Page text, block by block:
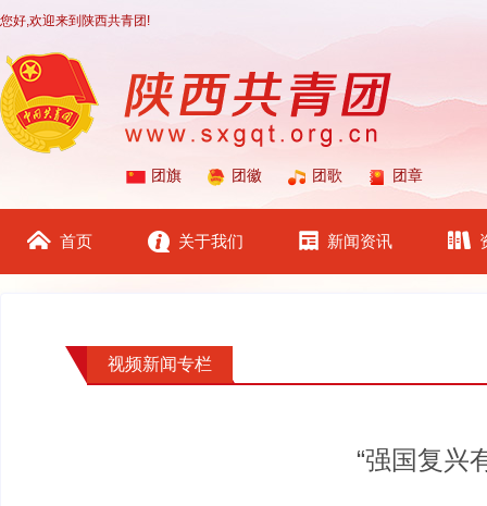
您好,欢迎来到陕西共青团!
团旗 团徽 团歌 团章
首页 关于我们 新闻资讯
视频新闻专栏
“强国复兴